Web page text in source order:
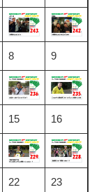
8 9
15 16
22 23